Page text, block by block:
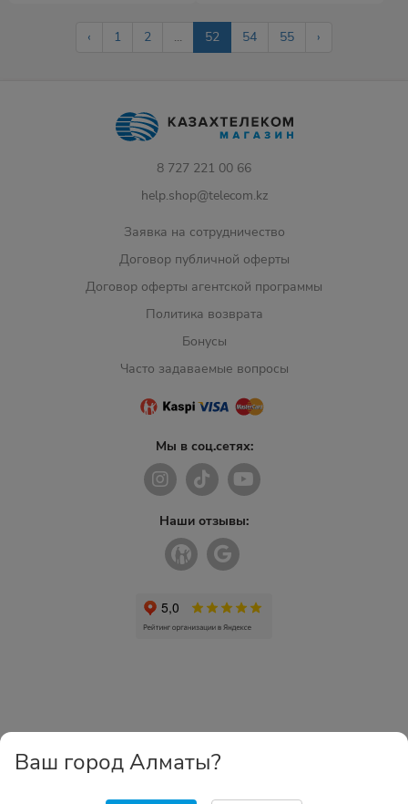
‹ 1 2 ... 52 54 55 ›
8 727 221 00 66
help.shop@telecom.kz
Заявка на сотрудничество
Договор публичной оферты
Договор оферты агентской программы
Политика возврата
Бонусы
Часто задаваемые вопросы
Мы в соц.сетях:
Наши отзывы:
Ваш город Алматы?